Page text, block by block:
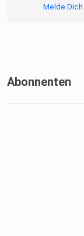
Melde Dich
Abonnenten